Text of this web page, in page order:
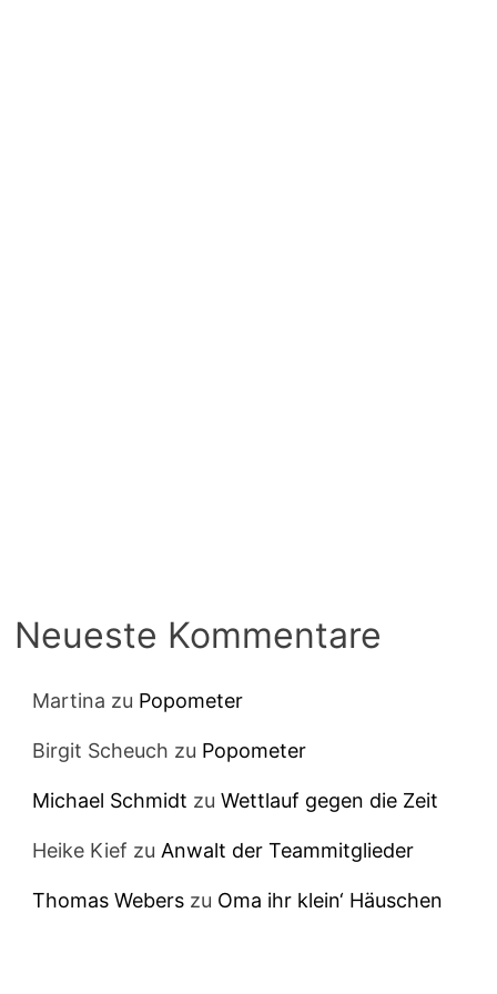
Neueste Kommentare
Martina zu Popometer
Birgit Scheuch zu Popometer
Michael Schmidt zuWettlauf gegen die Zeit
Heike Kief zu Anwalt der Teammitglieder
Thomas Webers zu Oma ihr klein‘ Häuschen